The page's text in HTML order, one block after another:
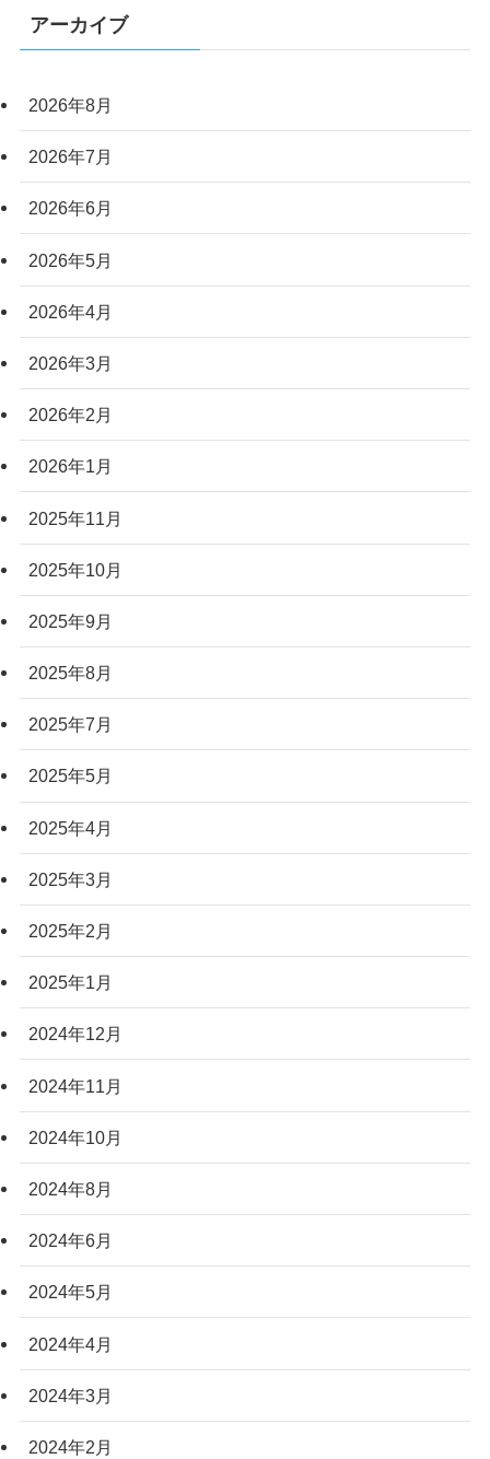
アーカイブ
2026年8月
2026年7月
2026年6月
2026年5月
2026年4月
2026年3月
2026年2月
2026年1月
2025年11月
2025年10月
2025年9月
2025年8月
2025年7月
2025年5月
2025年4月
2025年3月
2025年2月
2025年1月
2024年12月
2024年11月
2024年10月
2024年8月
2024年6月
2024年5月
2024年4月
2024年3月
2024年2月